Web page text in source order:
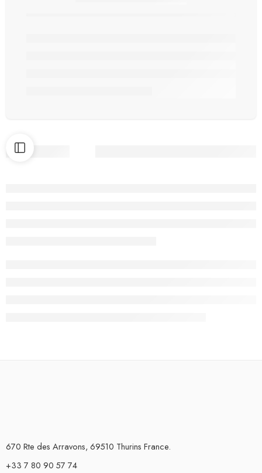
670 Rte des Arravons, 69510 Thurins France.
+33 7 80 90 57 74